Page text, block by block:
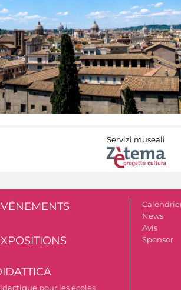
Servizi museali
pour les écoles
News
Avis
Sponsor